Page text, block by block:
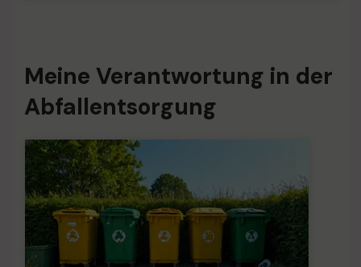
Meine Verantwortung in der
Abfallentsorgung